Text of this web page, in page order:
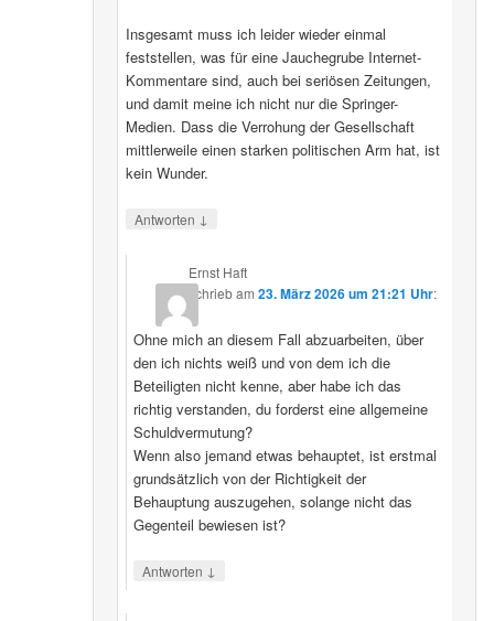
Insgesamt muss ich leider wieder einmal
feststellen, was für eine Jauchegrube Internet-
Kommentare sind, auch bei seriösen Zeitungen,
und damit meine ich nicht nur die Springer-
Medien. Dass die Verrohung der Gesellschaft
mittlerweile einen starken politischen Arm hat, ist
kein Wunder.
Antworten ↓
Ernst Haft
schriebam23. März 2026 um 21:21 Uhr:
Ohne mich an diesem Fall abzuarbeiten, über
den ich nichts weiß und von dem ich die
Beteiligten nicht kenne, aber habe ich das
richtig verstanden, du forderst eine allgemeine
Schuldvermutung?
Wenn also jemand etwas behauptet, ist erstmal
grundsätzlich von der Richtigkeit der
Behauptung auszugehen, solange nicht das
Gegenteil bewiesen ist?
Antworten ↓